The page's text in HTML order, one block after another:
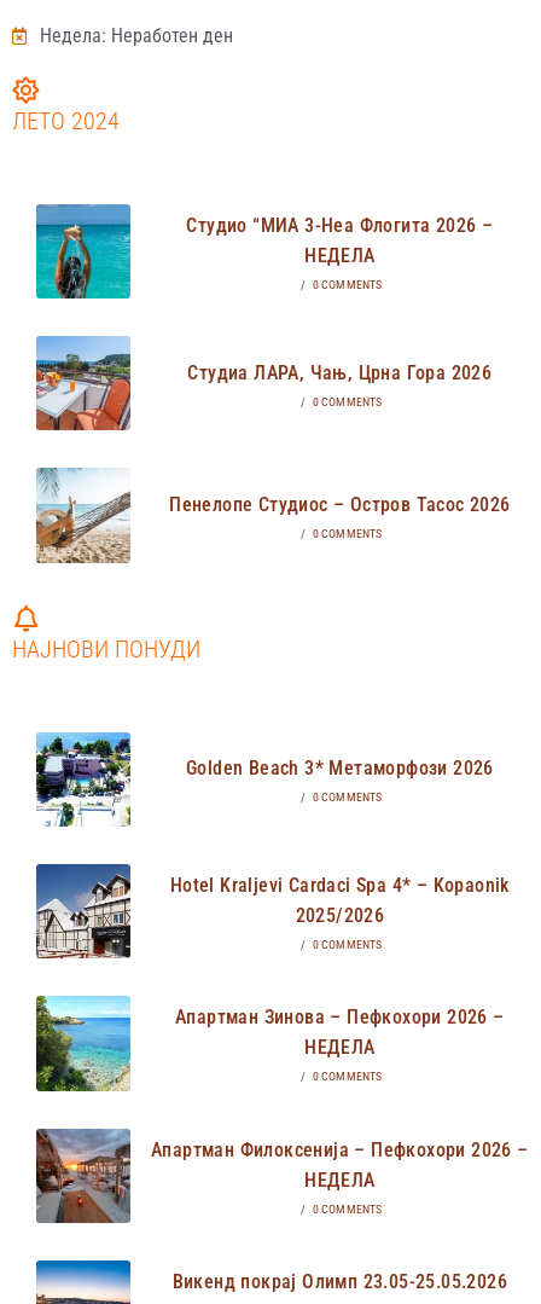
Недела: Неработен ден
ЛЕТО 2024
Студио “МИА 3-Неа Флогита 2026 –
НЕДЕЛА
/ 0 COMMENTS
Студиа ЛАРА, Чањ, Црна Гора 2026
/ 0 COMMENTS
Пенелопе Студиос – Остров Тасос 2026
/ 0 COMMENTS
НАЈНОВИ ПОНУДИ
Golden Beach 3* Метаморфози 2026
/ 0 COMMENTS
Hotel Kraljevi Cardaci Spa 4* – Kopaonik
2025/2026
/ 0 COMMENTS
Апартман Зинова – Пефкохори 2026 –
НЕДЕЛА
/ 0 COMMENTS
Апартман Филоксенија – Пефкохори 2026 –
НЕДЕЛА
/ 0 COMMENTS
Викенд покрај Олимп 23.05-25.05.2026